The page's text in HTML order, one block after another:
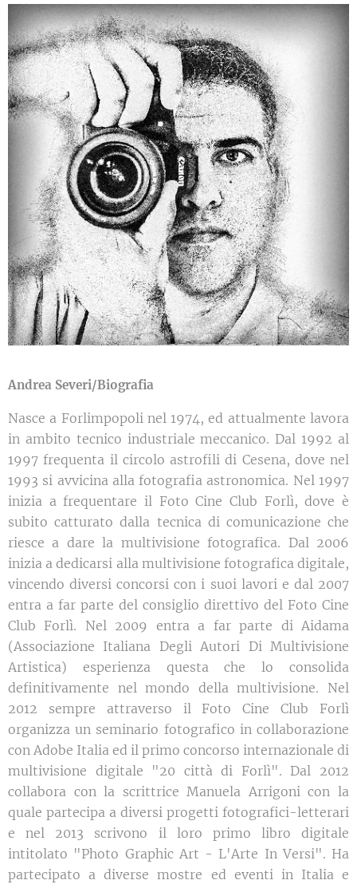
Andrea Severi/Biografia
Nasce a Forlimpopoli nel 1974, ed attualmente lavora
in ambito tecnico industriale meccanico. Dal 1992 al
1997 frequenta il circolo astrofili di Cesena, dove nel
1993 si avvicina alla fotografia astronomica. Nel 1997
inizia a frequentare il Foto Cine Club Forlì, dove è
subito catturato dalla tecnica di comunicazione che
riesce a dare la multivisione fotografica. Dal 2006
inizia a dedicarsi alla multivisione fotografica digitale,
vincendo diversi concorsi con i suoi lavori e dal 2007
entra a far parte del consiglio direttivo del Foto Cine
Club Forlì. Nel 2009 entra a far parte di Aidama
(Associazione Italiana Degli Autori Di Multivisione
Artistica) esperienza questa che lo consolida
definitivamente nel mondo della multivisione. Nel
2012 sempre attraverso il Foto Cine Club Forlì
organizza un seminario fotografico in collaborazione
con Adobe Italia ed il primo concorso internazionale di
multivisione digitale "20 città di Forlì". Dal 2012
collabora con la scrittrice Manuela Arrigoni con la
quale partecipa a diversi progetti fotografici-letterari
e nel 2013 scrivono il loro primo libro digitale
intitolato "Photo Graphic Art - L'Arte In Versi". Ha
partecipato a diverse mostre ed eventi in Italia e